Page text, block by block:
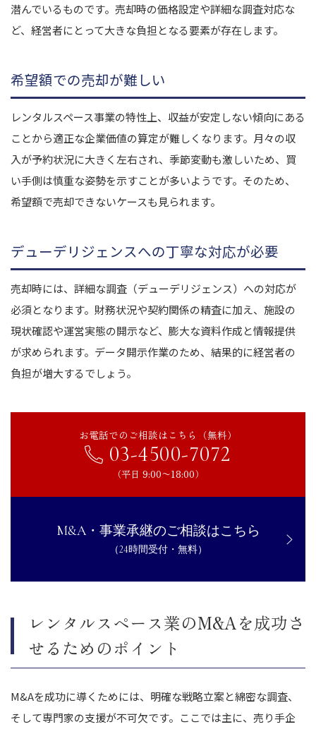
潜んでいるものです。売却時の価格設定や詳細な調査対応な
ど、経営者にとって大きな負担となる要素が存在します。
希望額での売却が難しい
レンタルスペース事業の特性上、収益が安定しない傾向にある
ことから適正な企業価値の算定が難しくなります。月々の収
入が予約状況に大きく左右され、季節変動も激しいため、買
い手側は慎重な姿勢を示すことが多いようです。そのため、
希望額で売却できないケースも見られます。
デューデリジェンスへの丁寧な対応が必要
売却時には、詳細な調査（デューデリジェンス）への対応が
必須となります。財務状況や契約関係の精査に加え、施設の
現状確認や運営実態の開示など、膨大な資料作成と情報提供
が求められます。 データ開示作業のため、結果的に経営者の
負担が増大するでしょう。
お電話でのご相談はこちら（無料）
03-4500-7072
（平日 9:00〜18:00）
M&A・事業承継のご相談はこちら
（24時間受付・無料）
レンタルスペース業のM&Aを成功さ
せるためのポイント
M&Aを成功に導くためには、明確な戦略立案と綿密な調査、
そして専門家の支援が不可欠です。ここでは主に、売り手企